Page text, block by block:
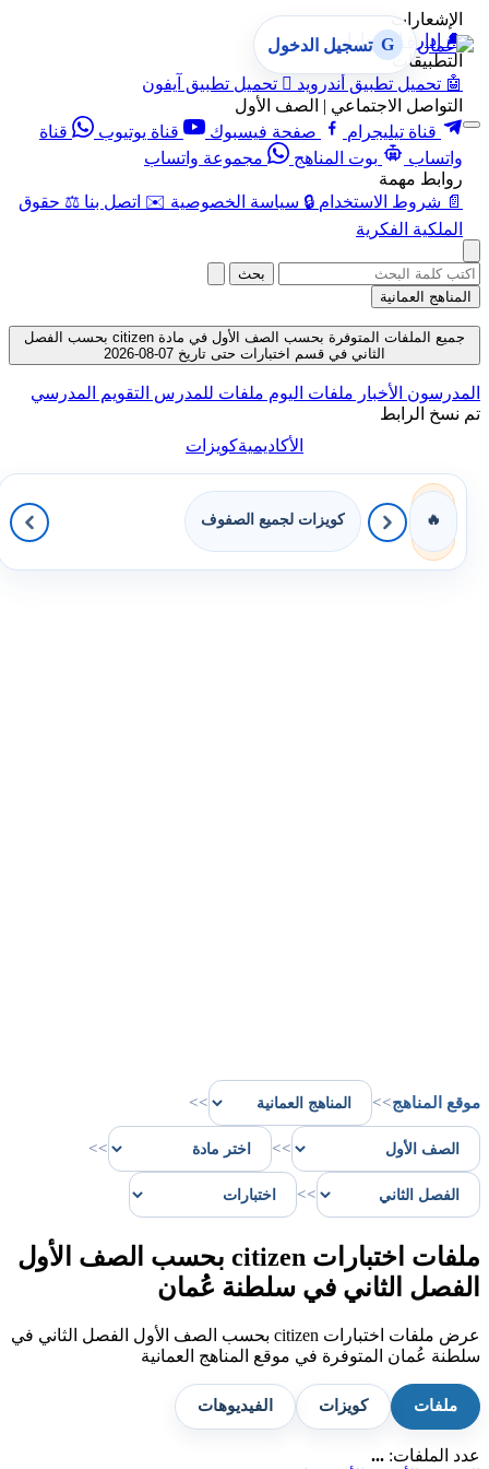
الإشعارات
🔔 إدارة الإشعارات
التطبيقات
🤖 تحميل تطبيق أندرويد  تحميل تطبيق آيفون
التواصل الاجتماعي | الصف الأول
قناة تيليجرام
صفحة فيسبوك قناة يوتيوب
قناة
واتساب
بوت المناهج
مجموعة واتساب
روابط مهمة
📄 شروط الاستخدام 🔒 سياسة الخصوصية ✉️ اتصل بنا ⚖️ حقوق
الملكية الفكرية
G تسجيل الدخول
بحث
المناهج العمانية
جميع الملفات المتوفرة بحسب الصف الأول في مادة citizen بحسب الفصل
الثاني في قسم اختبارات حتى تاريخ 07-08-2026
المدرسون الأخبار ملفات اليوم ملفات للمدرس التقويم المدرسي
تم نسخ الرابط
الأكاديميةكويزات
🔥 كويزات لجميع الصفوف
موقع المناهج>>
>>
>>
>>
>>
ملفات اختبارات citizen بحسب الصف الأول
الفصل الثاني في سلطنة عُمان
عرض ملفات اختبارات citizen بحسب الصف الأول الفصل الثاني في
سلطنة عُمان المتوفرة في موقع المناهج العمانية
ملفات كويزات الفيديوهات
عدد الملفات: ...